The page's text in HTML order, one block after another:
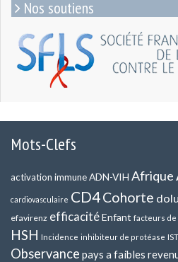
Nos soutiens
Mots-Clefs
activation immuneADN-VIH Afrique
cardiovasculaire CD4Cohorte
efavirenz efficacitéEnfant facteurs de
HSH Incidence inhibiteur de protéase IST
Observance pays a faibles